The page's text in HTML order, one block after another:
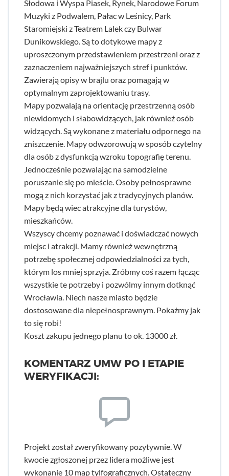
Słodowa i Wyspa Piasek, Rynek, Narodowe Forum
Muzyki z Podwalem, Pałac w Leśnicy, Park
Staromiejski z Teatrem Lalek czy Bulwar
Dunikowskiego. Są to dotykowe mapy z
uproszczonym przedstawieniem przestrzeni oraz z
zaznaczeniem najważniejszych stref i punktów.
Zawierają opisy w brajlu oraz pomagają w
optymalnym zaprojektowaniu trasy.
Mapy pozwalają na orientację przestrzenną osób
niewidomych i słabowidzących, jak również osób
widzących. Są wykonane z materiału odpornego na
zniszczenie. Mapy odwzorowują w sposób czytelny
dla osób z dysfunkcją wzroku topografię terenu.
Jednocześnie pozwalając na samodzielne
poruszanie się po mieście. Osoby pełnosprawne
mogą z nich korzystać jak z tradycyjnych planów.
Mapy będą wiec atrakcyjne dla turystów,
mieszkańców.
Wszyscy chcemy poznawać i doświadczać nowych
miejsc i atrakcji. Mamy również wewnętrzną
potrzebę społecznej odpowiedzialności za tych,
którym los mniej sprzyja. Zróbmy coś razem łącząc
wszystkie te potrzeby i pozwólmy innym dotknąć
Wrocławia. Niech nasze miasto będzie
dostosowane dla niepełnosprawnym. Pokażmy jak
to się robi!
Koszt zakupu jednego planu to ok. 13000 zł.
KOMENTARZ UMW PO I ETAPIE
WERYFIKACJI:
Projekt został zweryfikowany pozytywnie. W
kwocie zgłoszonej przez lidera możliwe jest
wykonanie 10 map tylfograficznych. Ostateczny